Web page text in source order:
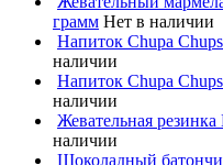
грамм Нет в наличии
Напиток Chupa
наличии
Напиток Chupa
наличии
Жевательная
наличии
Шоколадный